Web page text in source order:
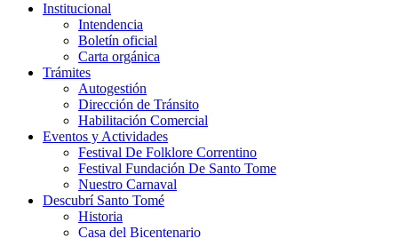
Institucional
Intendencia
Boletín oficial
Carta orgánica
Trámites
Autogestión
Dirección de Tránsito
Habilitación Comercial
Eventos y Actividades
Festival De Folklore Correntino
Festival Fundación De Santo Tome
Nuestro Carnaval
Descubrí Santo Tomé
Historia
Casa del Bicentenario